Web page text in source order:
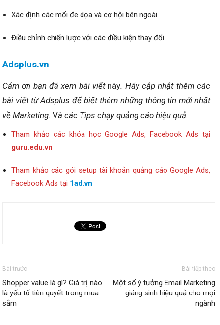
Xác định các mối đe dọa và cơ hội bên ngoài
Điều chỉnh chiến lược với các điều kiện thay đổi.
Adsplus.vn
Cảm ơn bạn đã xem bài viết này. Hãy cập nhật thêm các
bài viết từ Adsplus để biết thêm những thông tin mới nhất
về Marketing. Và các Tips chạy quảng cáo hiệu quả.
Tham khảo các khóa học Google Ads, Facebook Ads tại
guru.edu.vn
Tham khảo các gói setup tài khoản quảng cáo Google Ads,
Facebook Ads tại 1ad.vn
Bài trước
Shopper value là gì? Giá trị nào
là yếu tố tiên quyết trong mua
sắm
Bài tiếp theo
Một số ý tưởng Email Marketing
giáng sinh hiệu quả cho mọi
ngành